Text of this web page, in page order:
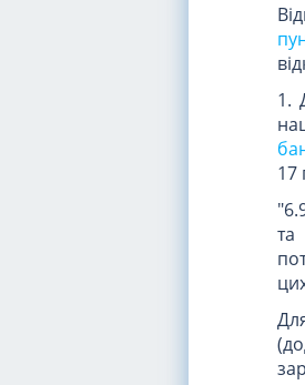
1.
17
та